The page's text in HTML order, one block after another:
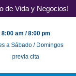
de Vida y Negocios!
8:00 am / 8:00 pm
a Sábado / Domingos
previa cita